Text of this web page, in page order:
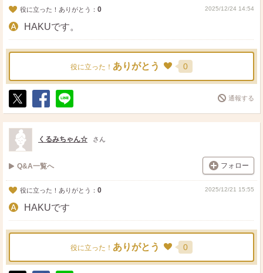
役に立った！ありがとう： 0 2025/12/24 14:54
HAKUです。
役に立った！ ありがとう 0
ポ
ス
ト
シ
ェ
送
る
通報する
くるみちゃん☆ さん
Q&A一覧へ フォロー
役に立った！ありがとう： 0 2025/12/21 15:55
HAKUです
役に立った！ ありがとう 0